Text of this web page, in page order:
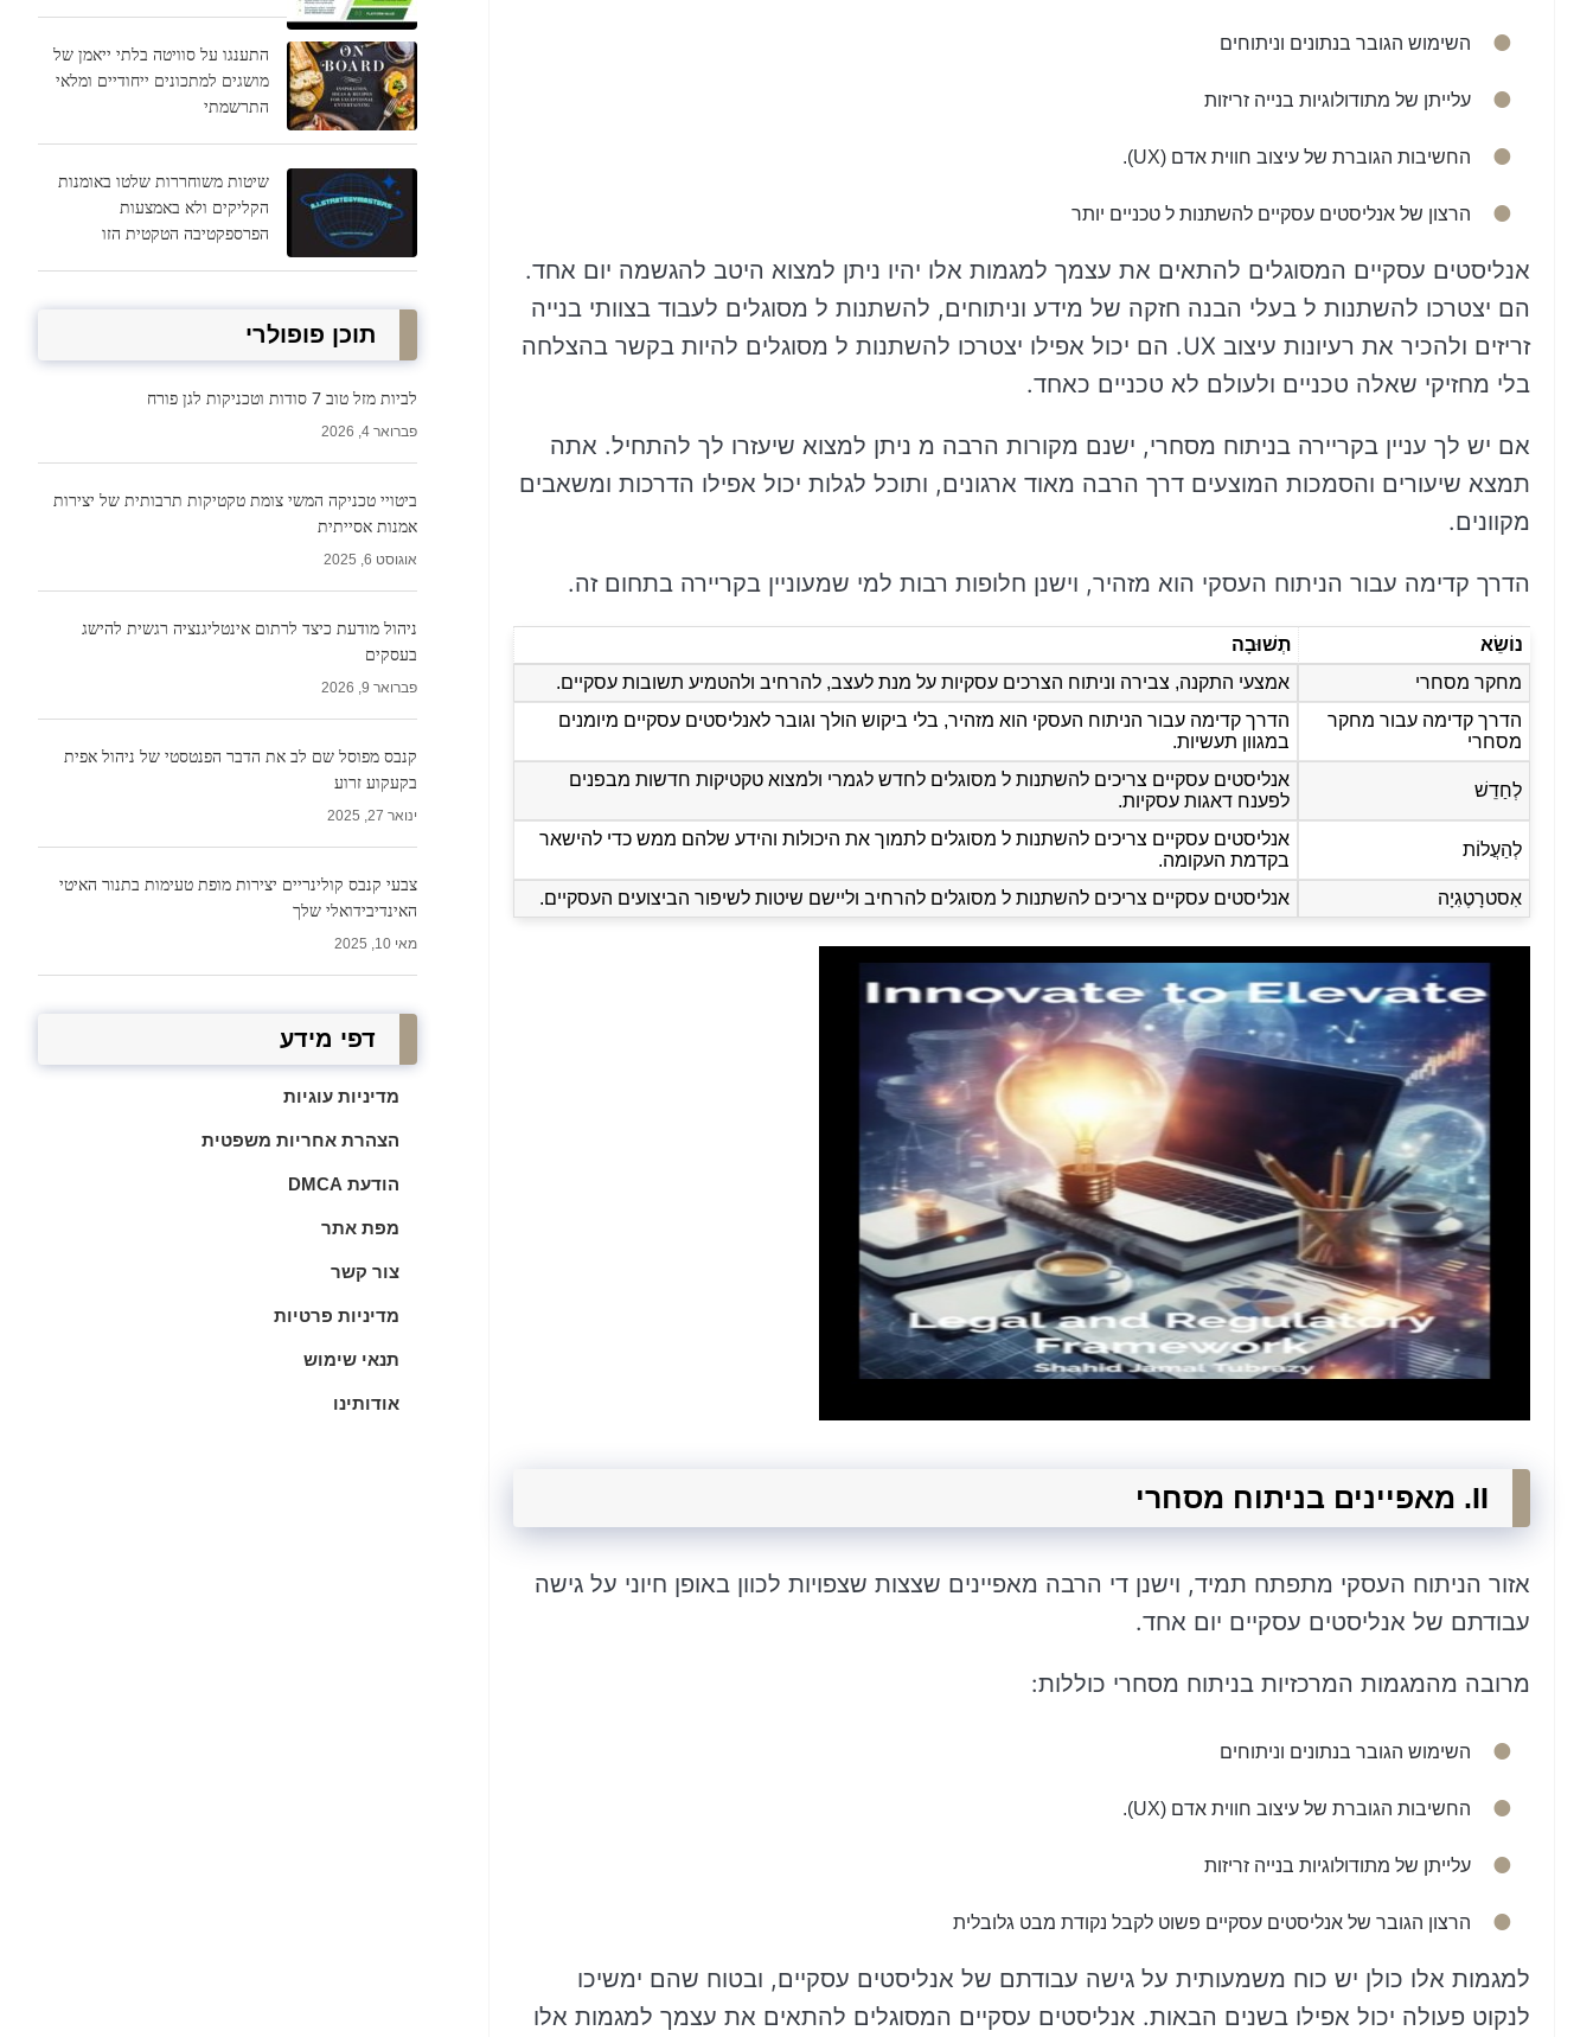
השימוש הגובר בנתונים וניתוחים
עלייתן של מתודולוגיות בנייה זריזות
החשיבות הגוברת של עיצוב חווית אדם (UX).
הרצון של אנליסטים עסקיים להשתנות ל טכניים יותר
אנליסטים עסקיים המסוגלים להתאים את עצמך למגמות אלו יהיו ניתן למצוא היטב להגשמה יום אחד.
הם יצטרכו להשתנות ל בעלי הבנה חזקה של מידע וניתוחים, להשתנות ל מסוגלים לעבוד בצוותי בנייה
זריזים ולהכיר את רעיונות עיצוב UX. הם יכול אפילו יצטרכו להשתנות ל מסוגלים להיות בקשר בהצלחה
בלי מחזיקי שאלה טכניים ולעולם לא טכניים כאחד.
אם יש לך עניין בקריירה בניתוח מסחרי, ישנם מקורות הרבה מ ניתן למצוא שיעזרו לך להתחיל. אתה
תמצא שיעורים והסמכות המוצעים דרך הרבה מאוד ארגונים, ותוכל לגלות יכול אפילו הדרכות ומשאבים
מקוונים.
הדרך קדימה עבור הניתוח העסקי הוא מזהיר, וישנן חלופות רבות למי שמעוניין בקריירה בתחום זה.
נוֹשֵׂא
תְשׁוּבָה
מחקר מסחרי
אמצעי התקנה, צבירה וניתוח הצרכים עסקיות על מנת לעצב, להרחיב ולהטמיע תשובות עסקיים.
הדרך קדימה עבור מחקר
מסחרי
הדרך קדימה עבור הניתוח העסקי הוא מזהיר, בלי ביקוש הולך וגובר לאנליסטים עסקיים מיומנים
במגוון תעשיות.
לְחַדֵשׁ
אנליסטים עסקיים צריכים להשתנות ל מסוגלים לחדש לגמרי ולמצוא טקטיקות חדשות מבפנים
לפענח דאגות עסקיות.
לְהַעֲלוֹת
אנליסטים עסקיים צריכים להשתנות ל מסוגלים לתמוך את היכולות והידע שלהם ממש כדי להישאר
בקדמת העקומה.
אִסטרָטֶגִיָה
אנליסטים עסקיים צריכים להשתנות ל מסוגלים להרחיב וליישם שיטות לשיפור הביצועים העסקיים.
II. מאפיינים בניתוח מסחרי
אזור הניתוח העסקי מתפתח תמיד, וישנן די הרבה מאפיינים שצצות שצפויות לכוון באופן חיוני על גישה
עבודתם של אנליסטים עסקיים יום אחד.
מרובה מהמגמות המרכזיות בניתוח מסחרי כוללות:
השימוש הגובר בנתונים וניתוחים
החשיבות הגוברת של עיצוב חווית אדם (UX).
עלייתן של מתודולוגיות בנייה זריזות
הרצון הגובר של אנליסטים עסקיים פשוט לקבל נקודת מבט גלובלית
למגמות אלו כולן יש כוח משמעותית על גישה עבודתם של אנליסטים עסקיים, ובטוח שהם ימשיכו
לנקוט פעולה יכול אפילו בשנים הבאות. אנליסטים עסקיים המסוגלים להתאים את עצמך למגמות אלו
התענגו על סוויטה בלתי ייאמן של
מושגים למתכונים ייחודיים ומלאי
התרשמתי
שיטות משוחררות שלטו באומנות
הקליקים ולא באמצעות
הפרספקטיבה הטקטית הזו
תוכן פופולרי
לביות מזל טוב 7 סודות וטכניקות לגן פורח
פברואר 4, 2026
ביטויי טכניקה המשי צומת טקטיקות תרבותית של יצירות
אמנות אסייתית
אוגוסט 6, 2025
ניהול מודעת כיצד לרתום אינטליגנציה רגשית להישג
בעסקים
פברואר 9, 2026
קנבס מפוסל שם לב את הדבר הפנטסטי של ניהול אפית
בקעקוע זרוע
ינואר 27, 2025
צבעי קנבס קולינריים יצירות מופת טעימות בתנור האיטי
האינדיבידואלי שלך
מאי 10, 2025
דפי מידע
מדיניות עוגיות
הצהרת אחריות משפטית
הודעת DMCA
מפת אתר
צור קשר
מדיניות פרטיות
תנאי שימוש
אודותינו